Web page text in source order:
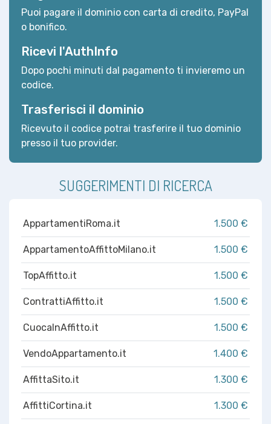
Puoi pagare il dominio con carta di credito, PayPal
o bonifico.
Ricevi l'AuthInfo
Dopo pochi minuti dal pagamento ti invieremo un
codice.
Trasferisci il dominio
Ricevuto il codice potrai trasferire il tuo dominio
presso il tuo provider.
SUGGERIMENTI DI RICERCA
AppartamentiRoma.it 1.500 €
AppartamentoAffittoMilano.it 1.500 €
TopAffitto.it 1.500 €
ContrattiAffitto.it 1.500 €
CuocaInAffitto.it 1.500 €
VendoAppartamento.it 1.400 €
AffittaSito.it 1.300 €
AffittiCortina.it 1.300 €